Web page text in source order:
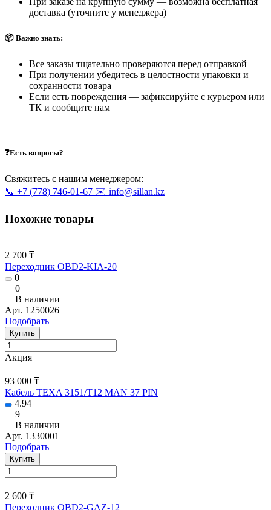
доставка (уточните у менеджера)
📦 Важно знать:
Все заказы тщательно проверяются перед отправкой
При получении убедитесь в целостности упаковки и
сохранности товара
Если есть повреждения — зафиксируйте с курьером или
ТК и сообщите нам
❓Есть вопросы?
Свяжитесь с нашим менеджером:
📞 +7 (778) 746-01-67 ✉️ info@sillan.kz
Похожие товары
2 700 ₸
Переходник OBD2-KIA-20
0
0
В наличии
Арт. 1250026
Подобрать
Купить
Акция
93 000 ₸
Кабель TEXA 3151/T12 MAN 37 PIN
4.94
9
В наличии
Арт. 1330001
Подобрать
Купить
2 600 ₸
Переходник OBD2-GAZ-12